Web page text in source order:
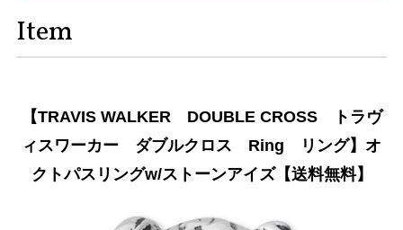
Item
【TRAVIS WALKER DOUBLE CROSS トラヴ
ィスワーカー ダブルクロス Ring リング】オ
クトパスリングw/ストーンアイズ【送料無料】